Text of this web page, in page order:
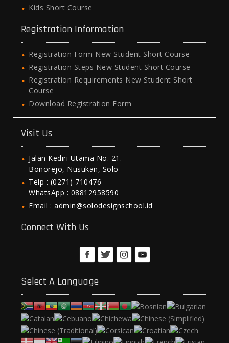
Kids Short Course
Registration Information
Registration Form New Student Short Course
Registration Steps New Student Short Course
Registration Requirements New Student Short
Course
Download Registration Form
Visit Us
Jalan Kediri Utama No. 21.
Bonorejo, Nusukan, Solo
Telp : (0271) 710476
WhatsApp : 08812958590
Email : admin@solodesignschool.id
Connect With Us
Select A Language